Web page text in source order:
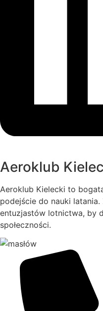
Janusz Centka wielokrotny
Wydarzenie objęte było
Renata Janik Marszałek
zasięgu imprez lotniczych
Do zobaczenia na
Aeroklub
Aeroklub Kielecki to
podejście do nauki
entuzjastów lotnictwa, by
społeczności.